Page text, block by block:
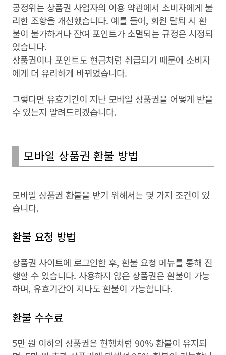
공정위는 상품권 사업자의 이용 약관에서 소비자에게 불
리한 조항을 개선했습니다. 예를 들어, 회원 탈퇴 시 환
불이 불가하거나 잔여 포인트가 소멸되는 규정은 시정되
었습니다.
상품권이나 포인트도 현금처럼 취급되기 때문에 소비자
에게 더 유리하게 바뀌었습니다.
그렇다면 유효기간이 지난 모바일 상품권을 어떻게 받을
수 있는지 알려드리겠습니다.
모바일 상품권 환불 방법
모바일 상품권 환불을 받기 위해서는 몇 가지 조건이 있
습니다.
환불 요청 방법
상품권 사이트에 로그인한 후, 환불 요청 메뉴를 통해 진
행할 수 있습니다. 사용하지 않은 상품권은 환불이 가능
하며, 유효기간이 지나도 환불이 가능합니다.
환불 수수료
5만 원 이하의 상품권은 현행처럼 90% 환불이 유지되